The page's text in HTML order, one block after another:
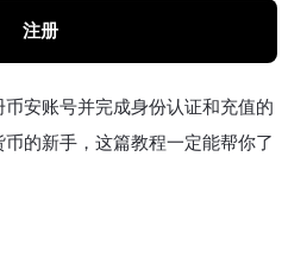
注册
安账号并完成身份认证和充值的
的新手，这篇教程一定能帮你了